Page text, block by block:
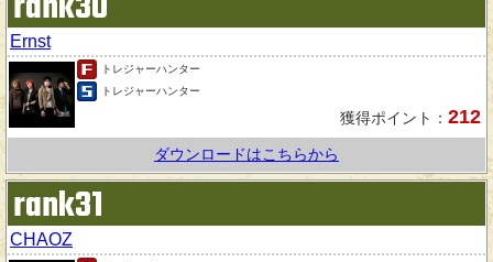
Ernst
トレジャーハンター
トレジャーハンター
獲得ポイント： 212
ダウンロードはこちらから
rank31
CHAOZ